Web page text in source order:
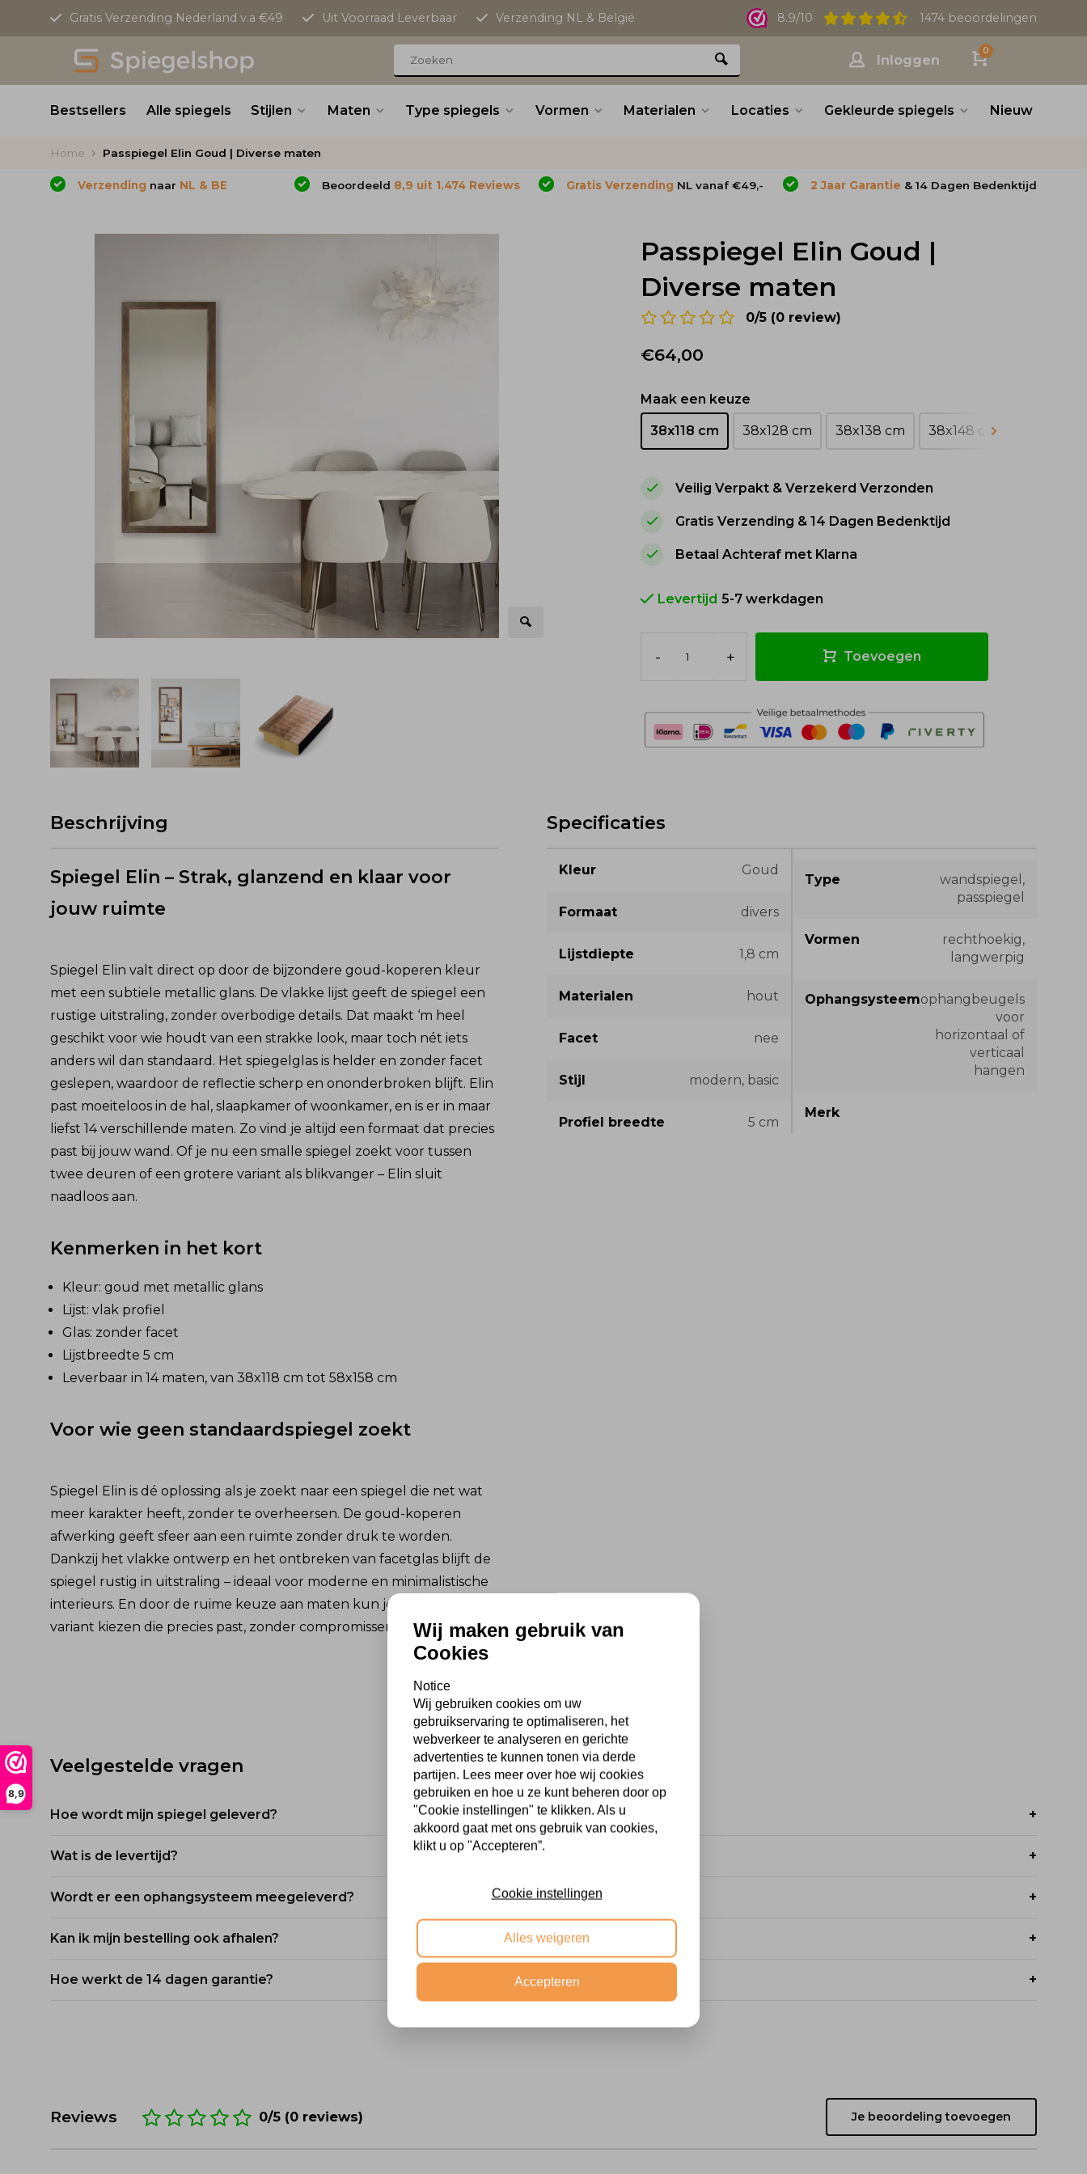
8,9
Gratis Verzending Nederland v.a €49 Uit Voorraad Leverbaar Verzending NL & België 8.9/10 1474 beoordelingen
Inloggen
0
Bestsellers Alle spiegels Stijlen Maten Type spiegels Vormen Materialen Locaties Gekleurde spiegels Nieuw
Home Passpiegel Elin Goud | Diverse maten
Verzending naar NL & BE Beoordeeld 8,9 uit 1.474 Reviews Gratis Verzending NL vanaf €49,- 2 Jaar Garantie & 14 Dagen Bedenktijd
Passpiegel Elin Goud |
Diverse maten
0/5 (0 review)
€64,00
Maak een keuze
38x118 cm 38x128 cm 38x138 cm 38x148 cm
Veilig Verpakt & Verzekerd Verzonden
Gratis Verzending & 14 Dagen Bedenktijd
Betaal Achteraf met Klarna
Levertijd 5-7 werkdagen
- + Toevoegen
Beschrijving
Spiegel Elin – Strak, glanzend en klaar voor
jouw ruimte
Spiegel Elin valt direct op door de bijzondere goud-koperen kleur
met een subtiele metallic glans. De vlakke lijst geeft de spiegel een
rustige uitstraling, zonder overbodige details. Dat maakt ‘m heel
geschikt voor wie houdt van een strakke look, maar toch nét iets
anders wil dan standaard. Het spiegelglas is helder en zonder facet
geslepen, waardoor de reflectie scherp en ononderbroken blijft. Elin
past moeiteloos in de hal, slaapkamer of woonkamer, en is er in maar
liefst 14 verschillende maten. Zo vind je altijd een formaat dat precies
past bij jouw wand. Of je nu een smalle spiegel zoekt voor tussen
twee deuren of een grotere variant als blikvanger – Elin sluit
naadloos aan.
Kenmerken in het kort
Kleur: goud met metallic glans
Lijst: vlak profiel
Glas: zonder facet
Lijstbreedte 5 cm
Leverbaar in 14 maten, van 38x118 cm tot 58x158 cm
Voor wie geen standaardspiegel zoekt
Spiegel Elin is dé oplossing als je zoekt naar een spiegel die net wat
meer karakter heeft, zonder te overheersen. De goud-koperen
afwerking geeft sfeer aan een ruimte zonder druk te worden.
Dankzij het vlakke ontwerp en het ontbreken van facetglas blijft de
spiegel rustig in uitstraling – ideaal voor moderne en minimalistische
interieurs. En door de ruime keuze aan maten kun je altijd een
variant kiezen die precies past, zonder compromissen.
Specificaties
Kleur Goud
Formaat divers
Lijstdiepte 1,8 cm
Materialen hout
Facet nee
Stijl modern, basic
Profiel breedte 5 cm
Type
wandspiegel,
passpiegel
Vormen
rechthoekig,
langwerpig
Ophangsysteemophangbeugels
voor
horizontaal of
verticaal
hangen
Merk
Veelgestelde vragen
Hoe wordt mijn spiegel geleverd?
Onze spiegels worden stevig verpakt in beschermend materiaal. Grote spiegels worden geleverd door een speciale transportdienst die ervaring heeft
met kwetsbare producten.
Wat is de levertijd?
De levertijd voor stalen spiegels is 1-3 werkdagen. Voor houten spiegels 5-7 werkdagen. Je krijgt van ons een Track & Trace link waarmee je de levering
eenvoudig kunt volgen.
Wordt er een ophangsysteem meegeleverd?
Dit verschilt per spiegel, de montage voor de muur wordt nooit meegeleverd. Dit staat in de specificaties.
Kan ik mijn bestelling ook afhalen?
Ja, dit is mogelijk. Je kunt dit aangeven tijdens het bestelproces of even contact opnemen.
Hoe werkt de 14 dagen garantie?
Reviews 0/5 (0 reviews) Je beoordeling toevoegen
Wij maken gebruik van
Cookies
Notice
Wij gebruiken cookies om uw
gebruikservaring te optimaliseren, het
webverkeer te analyseren en gerichte
advertenties te kunnen tonen via derde
partijen. Lees meer over hoe wij cookies
gebruiken en hoe u ze kunt beheren door op
"Cookie instellingen" te klikken. Als u
akkoord gaat met ons gebruik van cookies,
klikt u op "Accepteren”.
Cookie instellingen
Alles weigeren
Accepteren